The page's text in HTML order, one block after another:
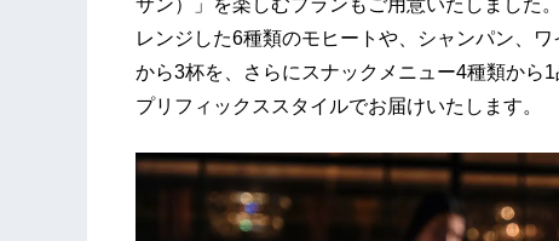
サン）」を楽しむプランもご用意いたしました
レンジした6種類のモヒートや、シャンパン、
から3杯を、さらにスナックメニュー4種類から
プリフィックススタイルでお届けいたします。